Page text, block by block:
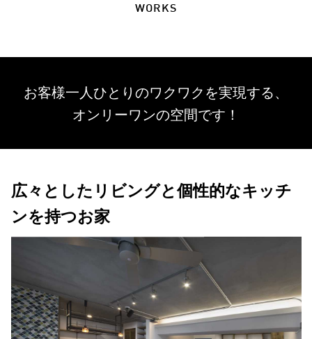
WORKS
お客様一人ひとりのワクワクを実現する、
オンリーワンの空間です！
広々としたリビングと個性的なキッチ
ンを持つお家